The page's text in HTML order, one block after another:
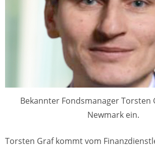
Bekannter Fondsmanager Torsten
Newmark ein.
Torsten Graf kommt vom